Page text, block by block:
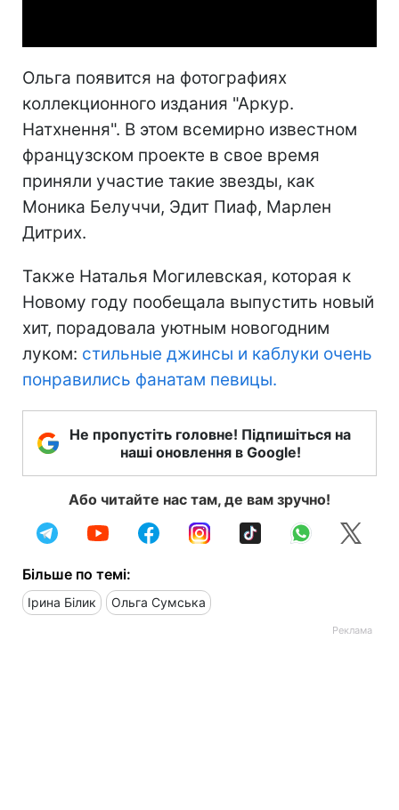
Ольга появится на фотографиях
коллекционного издания "Аркур.
Натхнення". В этом всемирно известном
французском проекте в свое время
приняли участие такие звезды, как
Моника Белуччи, Эдит Пиаф, Марлен
Дитрих.
Также Наталья Могилевская, которая к
Новому году пообещала выпустить новый
хит, порадовала уютным новогодним
луком: стильные джинсы и каблуки очень
понравились фанатам певицы.
Не пропустіть головне! Підпишіться на
наші оновлення в Google!
Або читайте нас там, де вам зручно!
Більше по темі:
Ірина Білик Ольга Сумська